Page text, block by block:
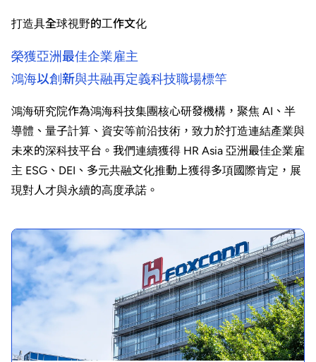
離子阱實驗室
語言
English
打造具全球視野的工作文化
榮獲亞洲最佳企業雇主
鴻海以創新與共融再定義科技職場標竿
鴻海研究院作為鴻海科技集團核心研發機構，聚焦 AI、半
導體、量子計算、資安等前沿技術，致力於打造連結產業與
未來的深科技平台。我們連續獲得 HR Asia 亞洲最佳企業雇
主 ESG、DEI、多元共融文化推動上獲得多項國際肯定，展
現對人才與永續的高度承諾。